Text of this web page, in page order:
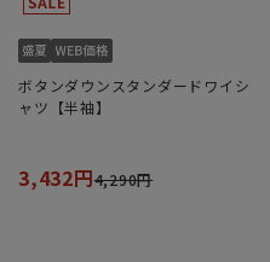
ボタンダウンスタンダードワイシ
ャツ【半袖】
3,432円4,290円